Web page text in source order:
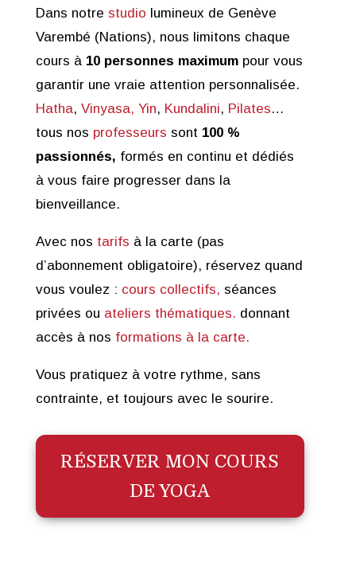
Dans notre studio lumineux de Genève
Varembé (Nations), nous limitons chaque
cours à 10 personnes maximumpour vous
garantir une vraie attention personnalisée.
Hatha, Vinyasa, Yin, Kundalini, Pilates…
tous nos professeurs sont 100 %
passionnés, formés en continu et dédiés
à vous faire progresser dans la
bienveillance.
Avec nos tarifs à la carte (pas
d’abonnement obligatoire), réservez quand
vous voulez : cours collectifs, séances
privées ou ateliers thématiques. donnant
accès à nos formations à la carte.
Vous pratiquez à votre rythme, sans
contrainte, et toujours avec le sourire.
RÉSERVER MON COURS
DE YOGA